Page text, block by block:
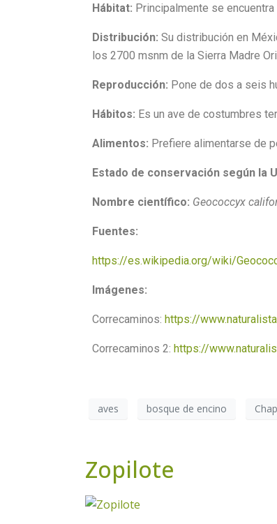
Hábitat: Principalmente se
Distribución: Su distribución en
los 2700 msnm de la Sierra Madre
Reproducción: Pone de dos a seis
Hábitos: Es un ave de costumbres
Alimentos: Prefiere alimentarse de
Estado de conservación según la
Nombre científico: Geococcyx
Fuentes:
https://es.wikipedia.org/wiki/
Imágenes:
Correcaminos: https://
Correcaminos 2: https://
aves bosque de encino
Zopilote